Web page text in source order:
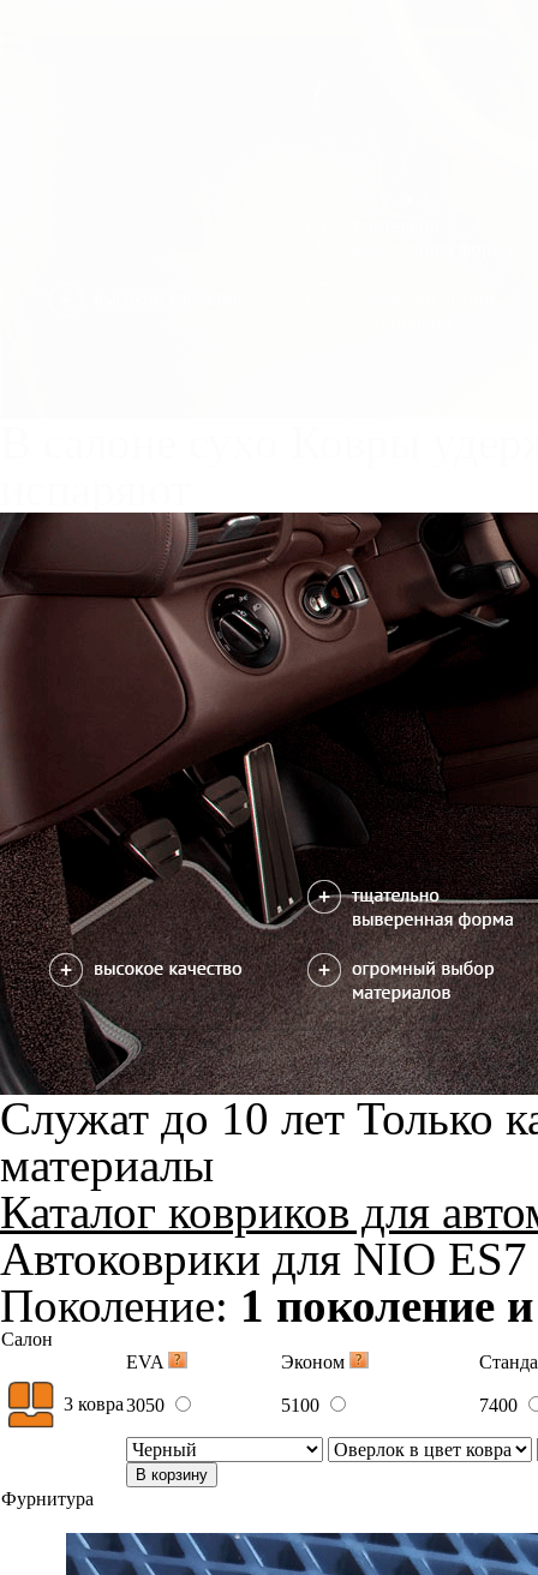
Каталог ковриков для
Автоковрики для NIO
Поколение:1 поколение
Эконом
5100
В корзину
Фурнитура